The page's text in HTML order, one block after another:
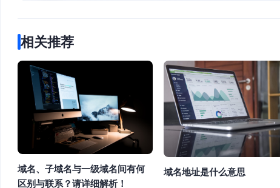
相关推荐
域名、子域名与一级域名间有何
区别与联系？请详细解析！
域名地址是什么意思